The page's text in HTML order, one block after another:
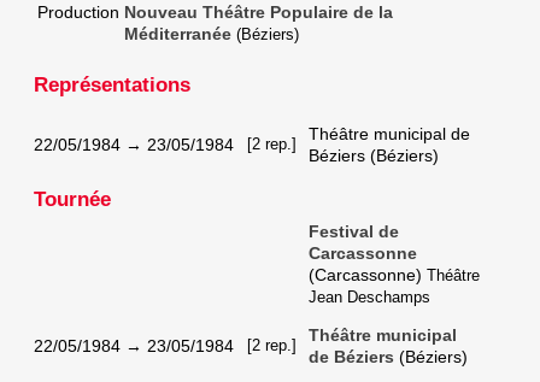
Production Nouveau Théâtre Populaire de la
Méditerranée (Béziers)
Représentations
22/05/1984 → 23/05/1984 [2 rep.]
Théâtre municipal de
Béziers (Béziers)
Tournée
Festival de
Carcassonne
(Carcassonne) Théâtre
Jean Deschamps
22/05/1984 → 23/05/1984 [2 rep.]
Théâtre municipal
de Béziers (Béziers)